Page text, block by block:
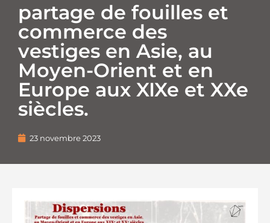
partage de fouilles et
commerce des
vestiges en Asie, au
Moyen-Orient et en
Europe aux XIXe et XXe
siècles.
23 novembre 2023